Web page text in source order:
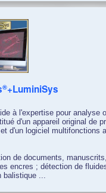
®+LuminiSys
à l'expertise pour analyse
d'un appareil original de
d'un logiciel multifonctions
de documents,
encres ; détection de
balistique ...